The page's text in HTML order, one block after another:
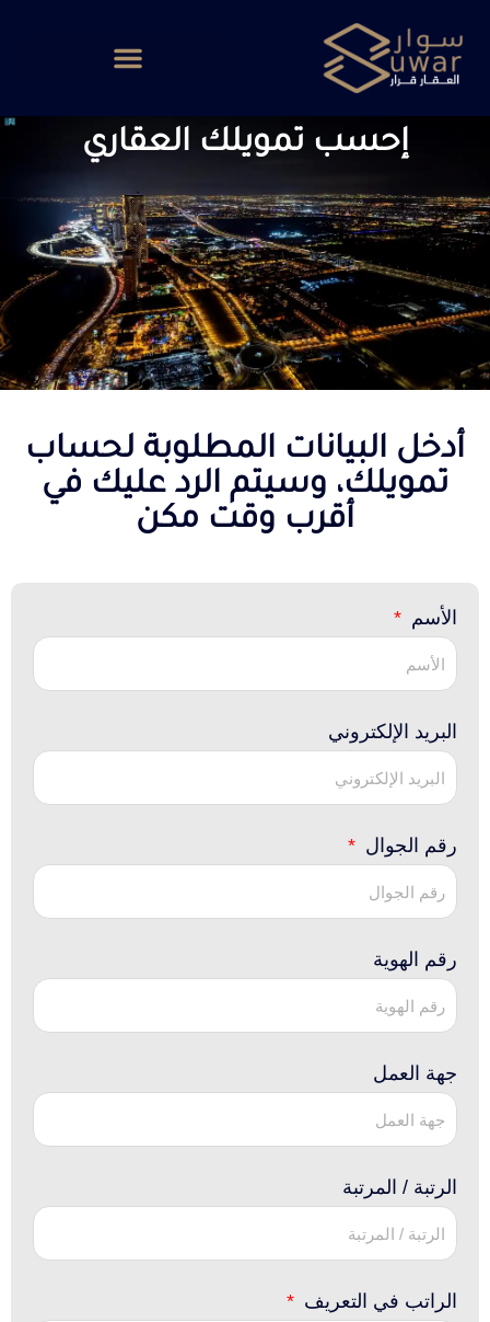
إحسب تمويلك العقاري
أدخل البيانات المطلوبة لحساب
تمويلك، وسيتم الرد عليك في
أقرب وقت مكن
الأسم
البريد الإلكتروني
رقم الجوال
رقم الهوية
جهة العمل
الرتبة / المرتبة
الراتب في التعريف